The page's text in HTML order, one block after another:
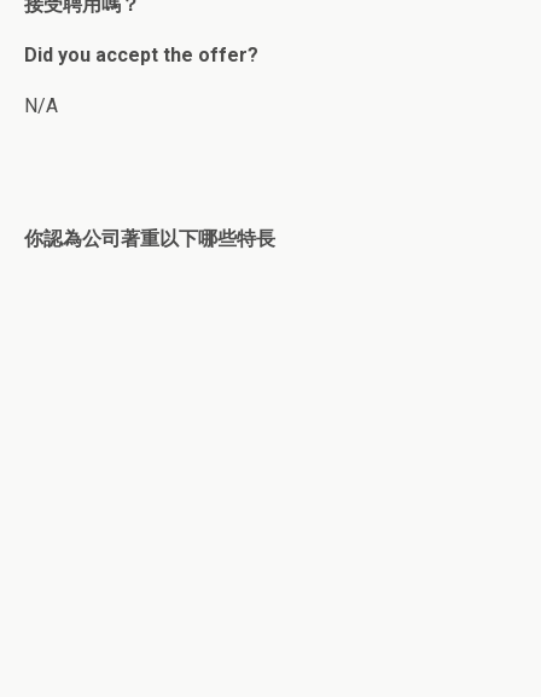
Did you accept the offer?
N/A
你認為公司著重以下哪些特長